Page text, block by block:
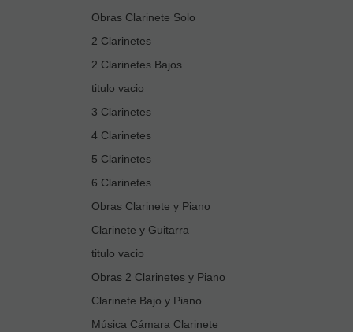
Obras Clarinete Solo
2 Clarinetes
2 Clarinetes Bajos
titulo vacio
3 Clarinetes
4 Clarinetes
5 Clarinetes
6 Clarinetes
Obras Clarinete y Piano
Clarinete y Guitarra
titulo vacio
Obras 2 Clarinetes y Piano
Clarinete Bajo y Piano
Música Cámara Clarinete